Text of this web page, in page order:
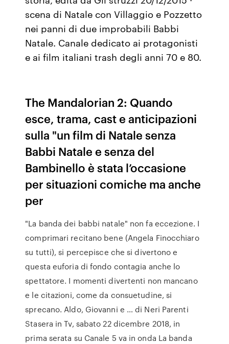
scena di Natale con Villaggio e Pozzetto
nei panni di due improbabili Babbi
Natale. Canale dedicato ai protagonisti
e ai film italiani trash degli anni 70 e 80.
The Mandalorian 2: Quando
esce, trama, cast e anticipazioni
sulla "un film di Natale senza
Babbi Natale e senza del
Bambinello è stata l’occasione
per situazioni comiche ma anche
per
"La banda dei babbi natale" non fa eccezione. I
comprimari recitano bene (Angela Finocchiaro
su tutti), si percepisce che si divertono e
questa euforia di fondo contagia anche lo
spettatore. I momenti divertenti non mancano
e le citazioni, come da consuetudine, si
sprecano. Aldo, Giovanni e … di Neri Parenti
Stasera in Tv, sabato 22 dicembre 2018, in
prima serata su Canale 5 va in onda La banda